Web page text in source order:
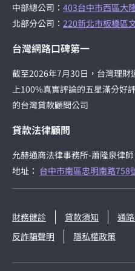
中部總公司： 403台中市西區大
北部分公司： 220新北市板橋區
台灣網路口碑第一
截至2026年7月30日，台灣理
上100%真實評論的五星滿分好
的台灣貸款顧問公司
貸款法律顧問
允赫通商法律事務所-蕭隆泉律師
地址： 台中市南區忠明南路758
財務健診 貸款須知 通
反詐騙聲明
隱私權政策